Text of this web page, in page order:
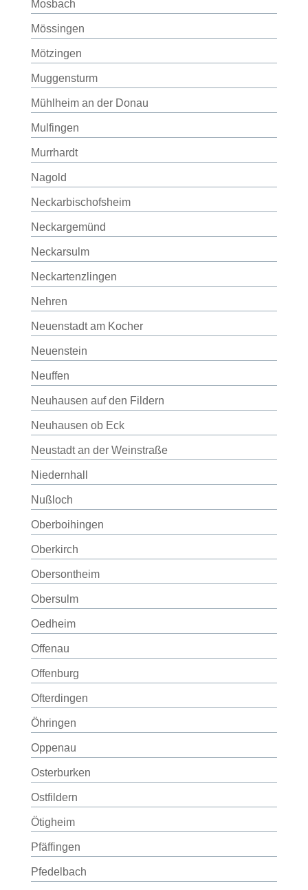
Mosbach
Mössingen
Mötzingen
Muggensturm
Mühlheim an der Donau
Mulfingen
Murrhardt
Nagold
Neckarbischofsheim
Neckargemünd
Neckarsulm
Neckartenzlingen
Nehren
Neuenstadt am Kocher
Neuenstein
Neuffen
Neuhausen auf den Fildern
Neuhausen ob Eck
Neustadt an der Weinstraße
Niedernhall
Nußloch
Oberboihingen
Oberkirch
Obersontheim
Obersulm
Oedheim
Offenau
Offenburg
Ofterdingen
Öhringen
Oppenau
Osterburken
Ostfildern
Ötigheim
Pfäffingen
Pfedelbach